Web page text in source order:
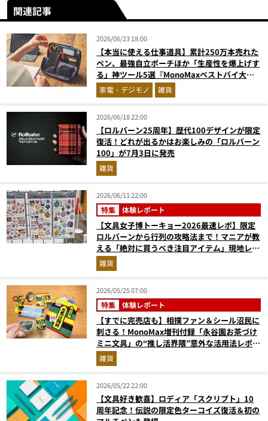
関連記事
2026/06/23 18:00
【本当に使える仕事道具】累計250万本売れた
ペン、最強自立ポーチほか「生産性を爆上げす
る」神ツール5選『MonoMaxベストバイ大
賞』
家電・デジモノ 雑貨
2026/06/18 22:00
【ロルバーン25周年】歴代100デザインが限定
復活！どれが出るかはお楽しみの「ロルバーン
100」が7月3日に発売
雑貨
2026/06/11 22:00
特集 体験レポート
【文具女子博トーキョー2026最速レポ】限定
ロルバーンから行列の攻略法まで！マニアが教
える「絶対に買うべき注目アイテム」現地レポ
ート
雑貨
2026/05/25 07:00
特集 体験レポート
【すでに完売店も】相撲ファン＆シール沼民に
刺さる！MonoMax増刊付録「永谷園お茶づけ
ミニ文具」の“推し活界隈”意外な活用法レポー
ト雑貨
2026/05/22 22:00
【文具好き歓喜】ロディア「スクリプト」10
周年記念！伝説の限定色ターコイズ復活＆初の